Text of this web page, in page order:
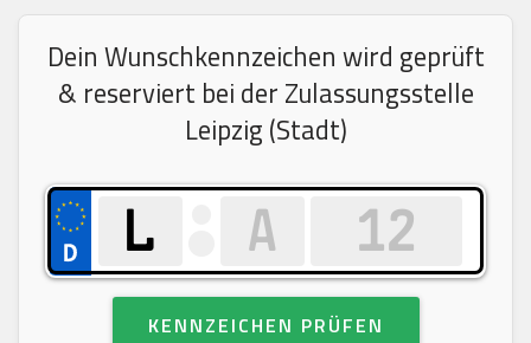
Dein Wunschkennzeichen wird geprüft
& reserviert bei der Zulassungsstelle
Leipzig (Stadt)
KENNZEICHEN PRÜFEN